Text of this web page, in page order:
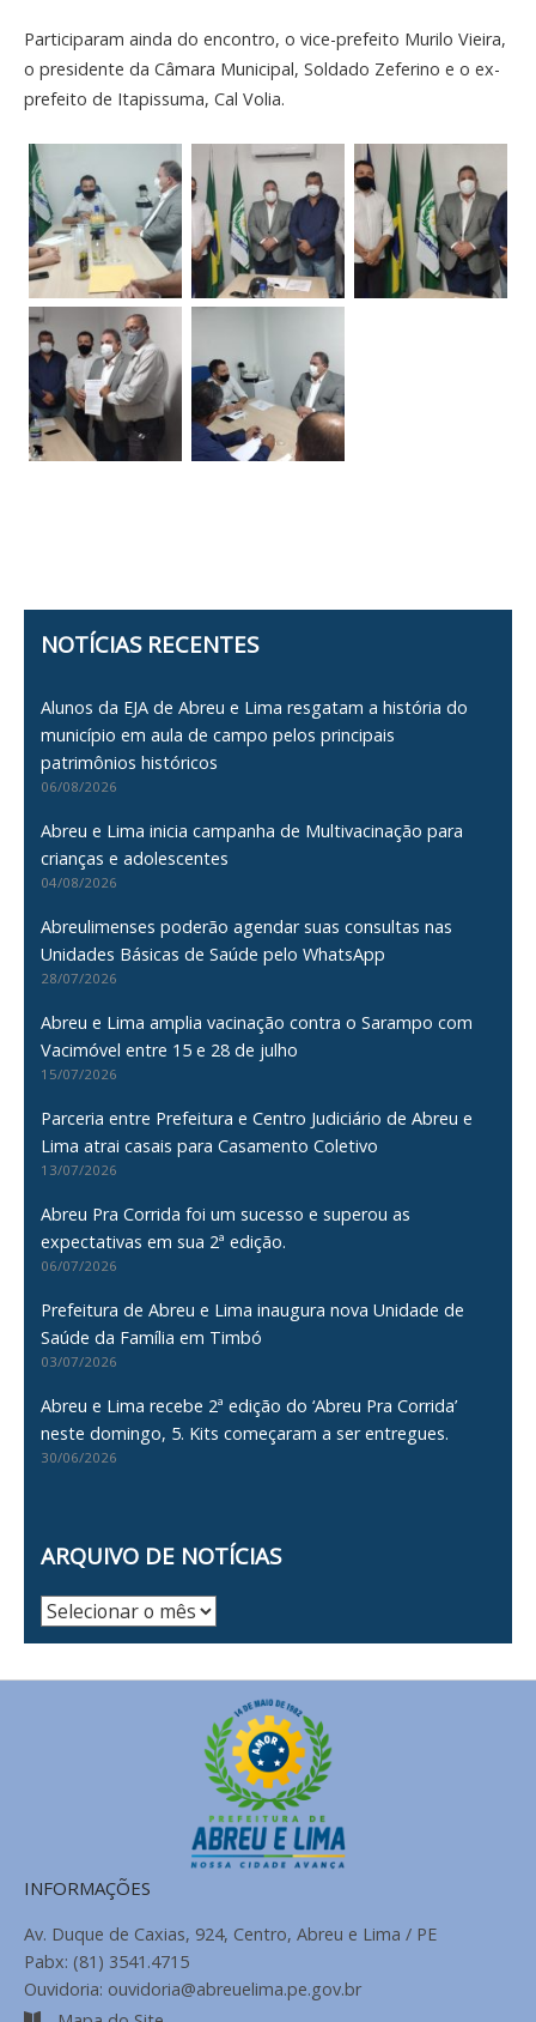
Participaram ainda do encontro, o vice-prefeito Murilo Vieira,
o presidente da Câmara Municipal, Soldado Zeferino e o ex-
prefeito de Itapissuma, Cal Volia.
NOTÍCIAS RECENTES
Alunos da EJA de Abreu e Lima resgatam a história do
município em aula de campo pelos principais
patrimônios históricos
06/08/2026
Abreu e Lima inicia campanha de Multivacinação para
crianças e adolescentes
04/08/2026
Abreulimenses poderão agendar suas consultas nas
Unidades Básicas de Saúde pelo WhatsApp
28/07/2026
Abreu e Lima amplia vacinação contra o Sarampo com
Vacimóvel entre 15 e 28 de julho
15/07/2026
Parceria entre Prefeitura e Centro Judiciário de Abreu e
Lima atrai casais para Casamento Coletivo
13/07/2026
Abreu Pra Corrida foi um sucesso e superou as
expectativas em sua 2ª edição.
06/07/2026
Prefeitura de Abreu e Lima inaugura nova Unidade de
Saúde da Família em Timbó
03/07/2026
Abreu e Lima recebe 2ª edição do ‘Abreu Pra Corrida’
neste domingo, 5. Kits começaram a ser entregues.
30/06/2026
ARQUIVO DE NOTÍCIAS
Arquivo
INFORMAÇÕES
Av. Duque de Caxias, 924, Centro, Abreu e Lima / PE
Pabx: (81) 3541.4715
Ouvidoria: ouvidoria@abreuelima.pe.gov.br